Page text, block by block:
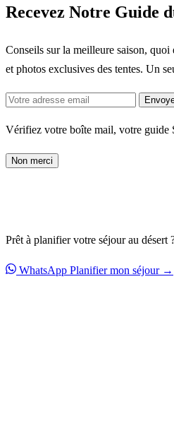
Recevez Notre Guide
Conseils sur la meilleure saison,
et photos exclusives des tentes. Un
Vérifiez votre boîte mail, votre guide
Non merci
Prêt à planifier votre séjour au désert
WhatsApp Planifier mon séjour →